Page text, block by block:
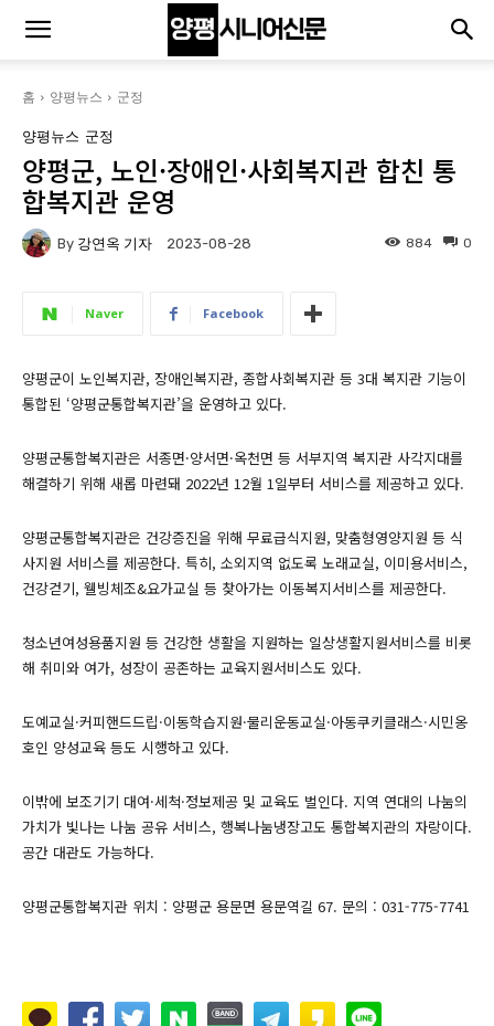
홈 양평뉴스 군정
양평뉴스 군정
양평군, 노인·장애인·사회복지관 합친 통
합복지관 운영
By 강연옥 기자 2023-08-28 0
884
Naver Facebook
양평군이 노인복지관, 장애인복지관, 종합사회복지관 등 3대 복지관 기능이
통합된 ‘양평군통합복지관’을 운영하고 있다.
양평군통합복지관은 서종면·양서면·옥천면 등 서부지역 복지관 사각지대를
해결하기 위해 새롭 마련돼 2022년 12월 1일부터 서비스를 제공하고 있다.
양평군통합복지관은 건강증진을 위해 무료급식지원, 맞춤형영양지원 등 식
사지원 서비스를 제공한다. 특히, 소외지역 없도록 노래교실, 이미용서비스,
건강걷기, 웰빙체조&요가교실 등 찾아가는 이동복지서비스를 제공한다.
청소년여성용품지원 등 건강한 생활을 지원하는 일상생활지원서비스를 비롯
해 취미와 여가, 성장이 공존하는 교육지원서비스도 있다.
도예교실·커피핸드드립·이동학습지원·물리운동교실·아동쿠키클래스·시민옹
호인 양성교육 등도 시행하고 있다.
이밖에 보조기기 대여·세척·정보제공 및 교육도 벌인다. 지역 연대의 나눔의
가치가 빛나는 나눔 공유 서비스, 행복나눔냉장고도 통합복지관의 자랑이다.
공간 대관도 가능하다.
양평군통합복지관 위치 : 양평군 용문면 용문역길 67. 문의 : 031-775-7741